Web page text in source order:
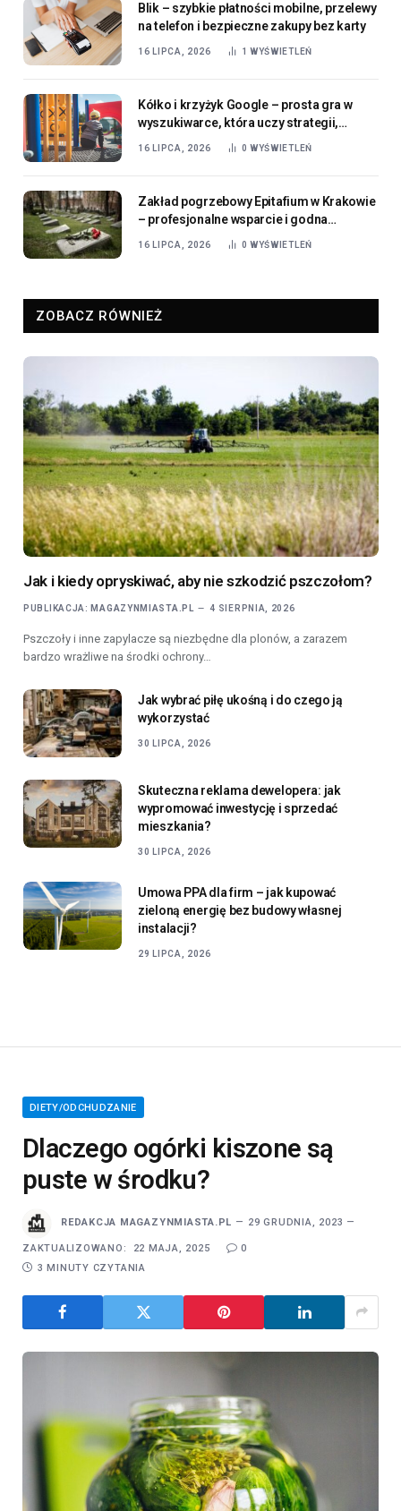
Blik – szybkie płatności mobilne, przelewy
na telefon i bezpieczne zakupy bez karty
16 LIPCA, 2026 1 WYŚWIETLEŃ
Kółko i krzyżyk Google – prosta gra w
wyszukiwarce, która uczy strategii,
logicznego myślenia i przewidywania
16 LIPCA, 2026 0 WYŚWIETLEŃ
Zakład pogrzebowy Epitafium w Krakowie
– profesjonalne wsparcie i godna
organizacja ostatniego pożegnania
16 LIPCA, 2026 0 WYŚWIETLEŃ
ZOBACZ RÓWNIEŻ
Jak i kiedy opryskiwać, aby nie szkodzić pszczołom?
PUBLIKACJA: MAGAZYNMIASTA.PL 4 SIERPNIA, 2026
Pszczoły i inne zapylacze są niezbędne dla plonów, a zarazem
bardzo wrażliwe na środki ochrony…
Jak wybrać piłę ukośną i do czego ją
wykorzystać
30 LIPCA, 2026
Skuteczna reklama dewelopera: jak
wypromować inwestycję i sprzedać
mieszkania?
30 LIPCA, 2026
Umowa PPA dla firm – jak kupować
zieloną energię bez budowy własnej
instalacji?
29 LIPCA, 2026
DIETY/ODCHUDZANIE
Dlaczego ogórki kiszone są
puste w środku?
REDAKCJA MAGAZYNMIASTA.PL 29 GRUDNIA, 2023
ZAKTUALIZOWANO: 22 MAJA, 2025
0
3 MINUTY CZYTANIA